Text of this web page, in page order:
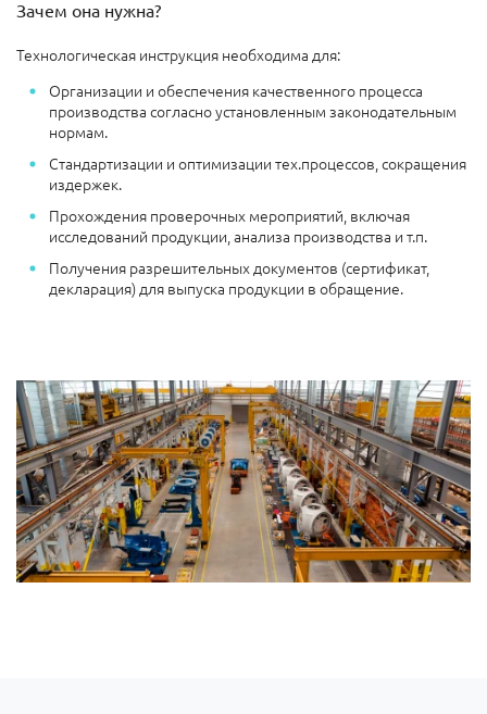
Зачем она нужна?
Технологическая инструкция необходима для:
Организации и обеспечения качественного процесса
производства согласно установленным законодательным
нормам.
Стандартизации и оптимизации тех.процессов, сокращения
издержек.
Прохождения проверочных мероприятий, включая
исследований продукции, анализа производства и т.п.
Получения разрешительных документов (сертификат,
декларация) для выпуска продукции в обращение.